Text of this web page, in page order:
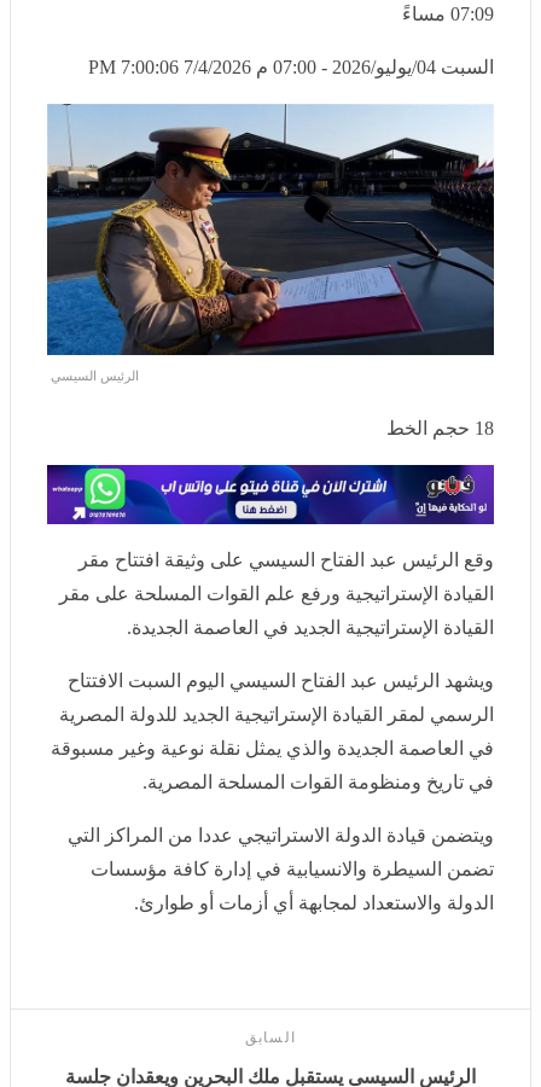
مساءً
السبت 04/يوليو/2026 - 07:00 م 7/4/2026 7:00:06 PM
الرئيس السيسي
18 حجم الخط
وقع الرئيس عبد الفتاح السيسي على وثيقة افتتاح مقر
القيادة الإستراتيجية ورفع علم القوات المسلحة على مقر
القيادة الإستراتيجية الجديد في العاصمة الجديدة.
ويشهد الرئيس عبد الفتاح السيسي اليوم السبت الافتتاح
الرسمي لمقر القيادة الإستراتيجية الجديد للدولة المصرية في
العاصمة الجديدة والذي يمثل نقلة نوعية وغير مسبوقة في
تاريخ ومنظومة القوات المسلحة المصرية.
ويتضمن قيادة الدولة الاستراتيجي عددا من المراكز التي
تضمن السيطرة والانسيابية في إدارة كافة مؤسسات الدولة
والاستعداد لمجابهة أي أزمات أو طوارئ.
السابق